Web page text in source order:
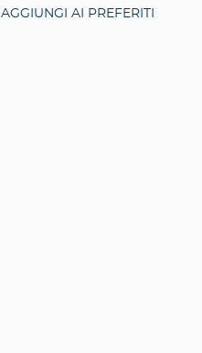
AGGIUNGI AI PREFERITI